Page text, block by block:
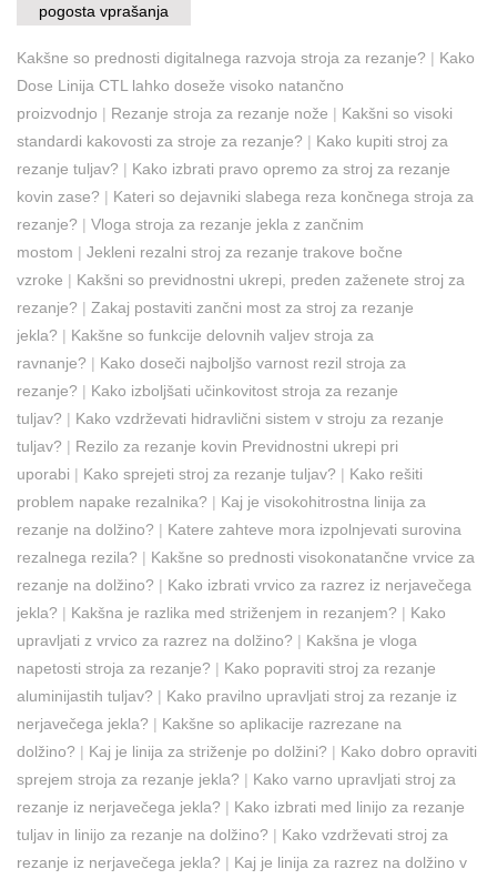
pogosta vprašanja
Kakšne so prednosti digitalnega razvoja stroja za rezanje? | Kako
Dose Linija CTL lahko doseže visoko natančno
proizvodnjo | Rezanje stroja za rezanje nože | Kakšni so visoki
standardi kakovosti za stroje za rezanje? | Kako kupiti stroj za
rezanje tuljav? | Kako izbrati pravo opremo za stroj za rezanje
kovin zase? | Kateri so dejavniki slabega reza končnega stroja za
rezanje? | Vloga stroja za rezanje jekla z zančnim
mostom | Jekleni rezalni stroj za rezanje trakove bočne
vzroke | Kakšni so previdnostni ukrepi, preden zaženete stroj za
rezanje? | Zakaj postaviti zančni most za stroj za rezanje
jekla? | Kakšne so funkcije delovnih valjev stroja za
ravnanje? | Kako doseči najboljšo varnost rezil stroja za
rezanje? | Kako izboljšati učinkovitost stroja za rezanje
tuljav? | Kako vzdrževati hidravlični sistem v stroju za rezanje
tuljav? | Rezilo za rezanje kovin Previdnostni ukrepi pri
uporabi | Kako sprejeti stroj za rezanje tuljav? | Kako rešiti
problem napake rezalnika? | Kaj je visokohitrostna linija za
rezanje na dolžino? | Katere zahteve mora izpolnjevati surovina
rezalnega rezila? | Kakšne so prednosti visokonatančne vrvice za
rezanje na dolžino? | Kako izbrati vrvico za razrez iz nerjavečega
jekla? | Kakšna je razlika med striženjem in rezanjem? | Kako
upravljati z vrvico za razrez na dolžino? | Kakšna je vloga
napetosti stroja za rezanje? | Kako popraviti stroj za rezanje
aluminijastih tuljav? | Kako pravilno upravljati stroj za rezanje iz
nerjavečega jekla? | Kakšne so aplikacije razrezane na
dolžino? | Kaj je linija za striženje po dolžini? | Kako dobro opraviti
sprejem stroja za rezanje jekla? | Kako varno upravljati stroj za
rezanje iz nerjavečega jekla? | Kako izbrati med linijo za rezanje
tuljav in linijo za rezanje na dolžino? | Kako vzdrževati stroj za
rezanje iz nerjavečega jekla? | Kaj je linija za razrez na dolžino v